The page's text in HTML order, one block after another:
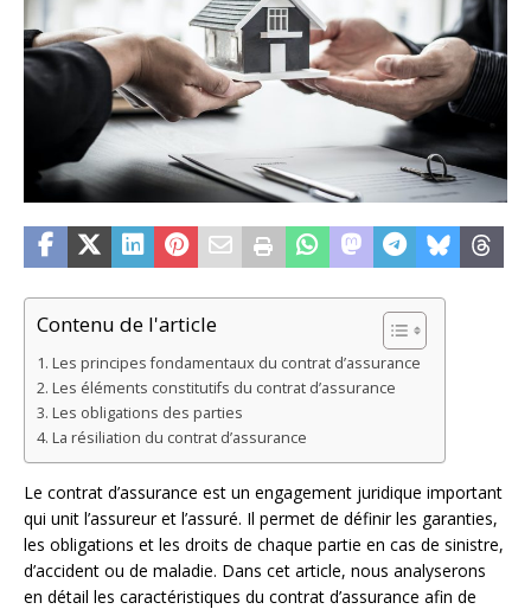
Contenu de l'article
Les principes fondamentaux du contrat d’assurance
Les éléments constitutifs du contrat d’assurance
Les obligations des parties
La résiliation du contrat d’assurance
Le contrat d’assurance est un engagement juridique important
qui unit l’assureur et l’assuré. Il permet de définir les garanties,
les obligations et les droits de chaque partie en cas de sinistre,
d’accident ou de maladie. Dans cet article, nous analyserons
en détail les caractéristiques du contrat d’assurance afin de